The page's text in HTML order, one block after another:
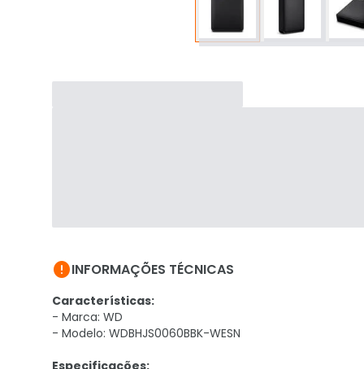
INFORMAÇÕES TÉCNICAS
Características:
- Marca: WD
- Modelo: WDBHJS0060BBK-WESN
Especificações: